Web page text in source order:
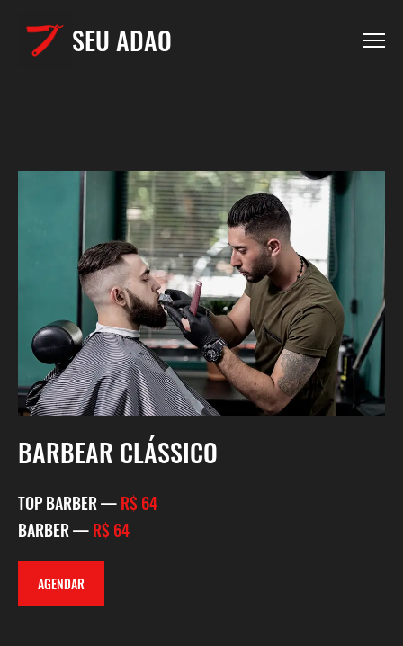
SEU ADAO
BLOG
CONTATO
BARBEAR CLÁSSICO
TOP BARBER —R$ 64
BARBER —R$ 64
AGENDAR